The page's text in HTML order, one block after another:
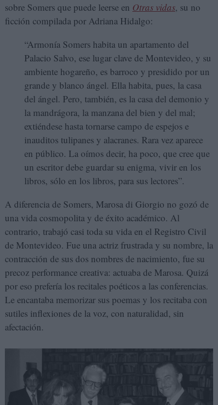
sobre Somers que puede leerse en Otras vidas, su no
ficción compilada por Adriana Hidalgo:
“Armonía Somers habita un apartamento del
Palacio Salvo, ese lugar clave de Montevideo, y su
ambiente hogareño, es barroco y presidido por un
grande y blanco ángel. Ella habita, pues, la casa
del ángel. Pero, también, es la casa del demonio y
la mandrágora, la manzana del bien y del mal;
extiéndese hasta tornarse campo de espejos e
inauditos tulipanes y alacranes. Rara vez aparece
en público. La oímos decir, ha poco, que cree que
un escritor debe guardar su enigma, vivir en los
libros, sólo en los libros, para sus lectores”.
A diferencia de Somers, Marosa di Giorgio no gozó de
una vida cosmopolita y de éxito académico. Al
contrario, trabajó casi toda su vida en el Registro Civil
de Montevideo. Fue una actriz frustrada y su nombre, la
contracción de sus dos nombres de nacimiento, fue su
precoz performance creativa: actuaba de Marosa. Quizá
por eso prefería los recitales poéticos a las conferencias.
Le encantaba memorizar sus poemas y los recitaba con
sutiles inflexiones de la voz, con naturalidad, sin
afectación.